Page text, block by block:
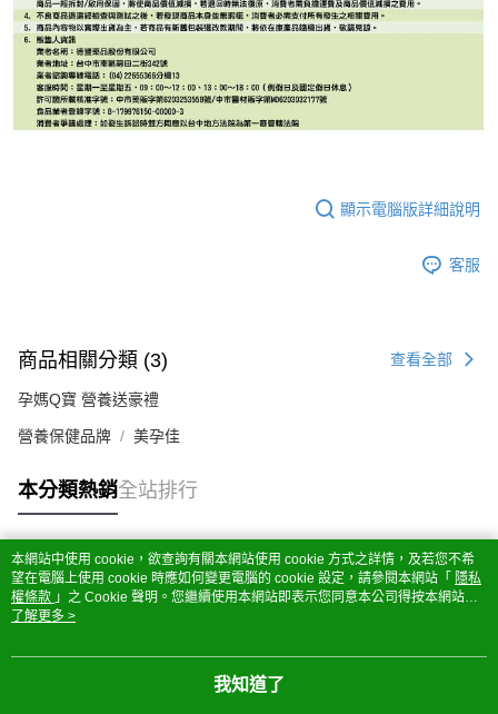
顯示電腦版詳細說明
客服
商品相關分類 (3) 查看全部
孕媽Q寶 營養送豪禮
營養保健品牌 美孕佳
本分類熱銷全站排行
熱門標籤
本網站中使用 cookie，欲查詢有關本網站使用 cookie 方式之詳情，及若您不希
望在電腦上使用 cookie 時應如何變更電腦的 cookie 設定，請參閱本網站「 隱私
權條款 」之 Cookie 聲明。您繼續使用本網站即表示您同意本公司得按本網站使
用條款之 Cookie 聲明使用 cookie。
了解更多 >
我知道了